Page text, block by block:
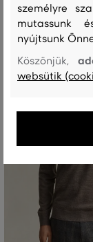
személyre
mutassunk
nyújtsunk
Köszönjük,
websütik